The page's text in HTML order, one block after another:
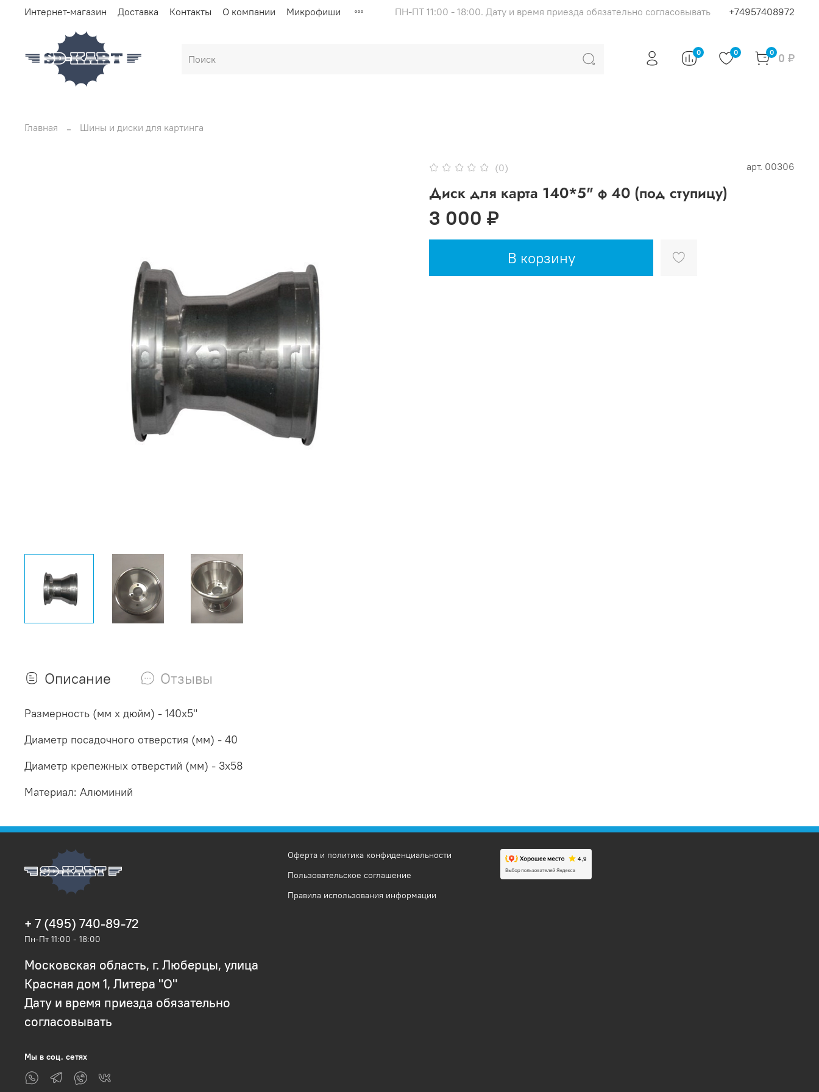
Интернет-магазин Доставка Контакты О компании Микрофиши ПН-ПТ 11:00 - 18:00. Дату и время приезда обязательно согласовывать +74957408972
0 0 0 0 ₽
Главная Шины и диски для картинга
(0) арт. 00306
Диск для карта 140*5" ф 40 (под ступицу)
3 000 ₽
В корзину
Описание Отзывы
Размерность (мм х дюйм) - 140х5"
Диаметр посадочного отверстия (мм) - 40
Диаметр крепежных отверстий (мм) - 3х58
Материал: Алюминий
Оферта и политика конфиденциальности
Пользовательское соглашение
Правила использования информации
+ 7 (495) 740-89-72
Пн-Пт 11:00 - 18:00
Московская область, г. Люберцы, улица
Красная дом 1, Литера "О"
Дату и время приезда обязательно
согласовывать
Мы в соц. сетях